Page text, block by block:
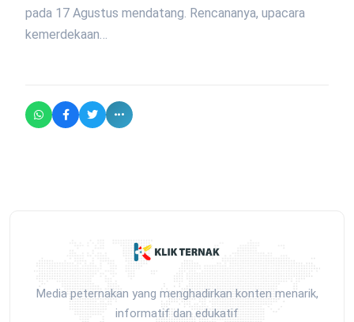
pada 17 Agustus mendatang. Rencananya, upacara
kemerdekaan…
Media peternakan yang menghadirkan konten menarik,
informatif dan edukatif